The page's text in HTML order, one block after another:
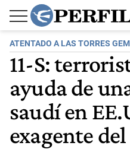
ATENTADO A LAS TORRES
11-S:
ayuda de
saudí en
exagente